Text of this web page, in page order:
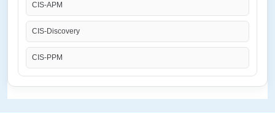
CIS-APM
CIS-Discovery
CIS-PPM